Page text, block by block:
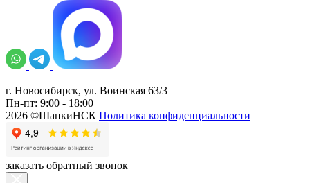
г. Новосибирск, ул. Воинская 63/3
Пн-пт: 9:00 - 18:00
2026 ©ШапкиНСК Политика конфиденциальности
заказать обратный звонок